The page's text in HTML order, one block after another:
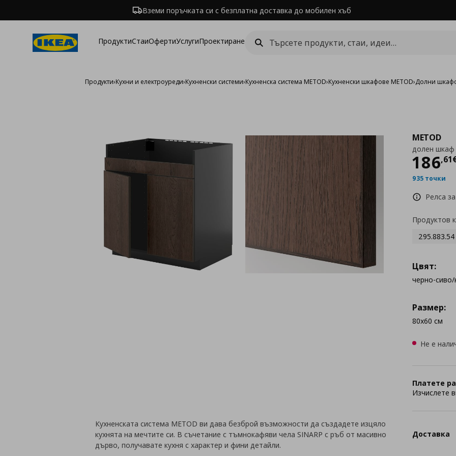
Вземи поръчката си с безплатна доставка до мобилен хъб
ПродуктиСтаиОфертиУслугиПроектиране
Продукти›Кухни и електроуреди›Кухненски системи›Кухненска система METOD›Кухненски шкафове METOD›Долни
METOD
долен шкаф
186,61
935 точки
Релса
Продуктов
295.883.54
Цвят:
черно-
Размер:
80x60 см
Не е
Платете
Изчислете
Доставка
Кухненската система METOD ви дава безброй възможности да създадете изцяло
кухнята на мечтите си. В съчетание с тъмнокафяви чела SINARP с ръб от масивно
дърво, получавате кухня с характер и фини детайли.